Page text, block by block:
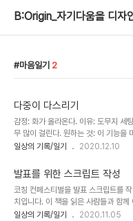
B:Origin_자기다움을 디자
마음일기 2
다중이 다스리기
감정: 화가 올라온다. 이유: 도무지 세
무 많이 걸린다. 원하는 것: 이 기능을
들부들 떨림 성찰 : 커뮤니티에 질문을
초초하다. 이유: 시간은 가는데 시작할
객이 확인 전에 마치고 싶다. 몸의 반응
었다. 성찰 : 스트레스 받으면 막 먹고
희열을 느낀다. 이유: 드디어 원하던
는 것: 빨리 완성하고 싶다. 몸의 반응:
일상의 기록/일기 2020.12.10
발표를 위한 스크립트 작성
코칭 컨페스티벌을 발표 스크립트를
치입니다. 이 책을 읽은 사람들과 함
매일 함께 쓰는 것이었습니다. SNS로
일상의 기록/일기 2020.11.05